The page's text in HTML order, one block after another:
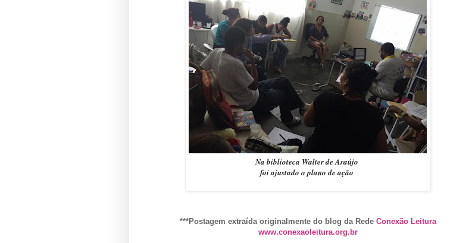
Na biblioteca Walter de Araújo
foi ajustado o plano de ação
***Postagem extraída originalmente do blog da Rede Conexão Leitura
www.conexaoleitura.org.br